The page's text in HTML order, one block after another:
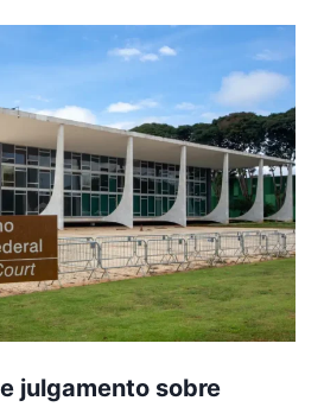
julgamento sobre